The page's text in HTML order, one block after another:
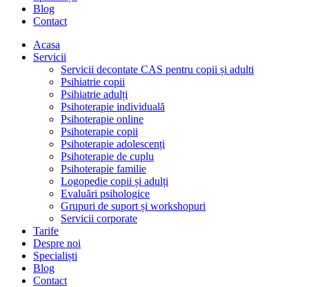
Blog
Contact
Acasa
Servicii
Servicii decontate CAS pentru copii și adulti
Psihiatrie copii
Psihiatrie adulți
Psihoterapie individuală
Psihoterapie online
Psihoterapie copii
Psihoterapie adolescenți
Psihoterapie de cuplu
Psihoterapie familie
Logopedie copii și adulți
Evaluări psihologice
Grupuri de suport și workshopuri
Servicii corporate
Tarife
Despre noi
Specialiști
Blog
Contact